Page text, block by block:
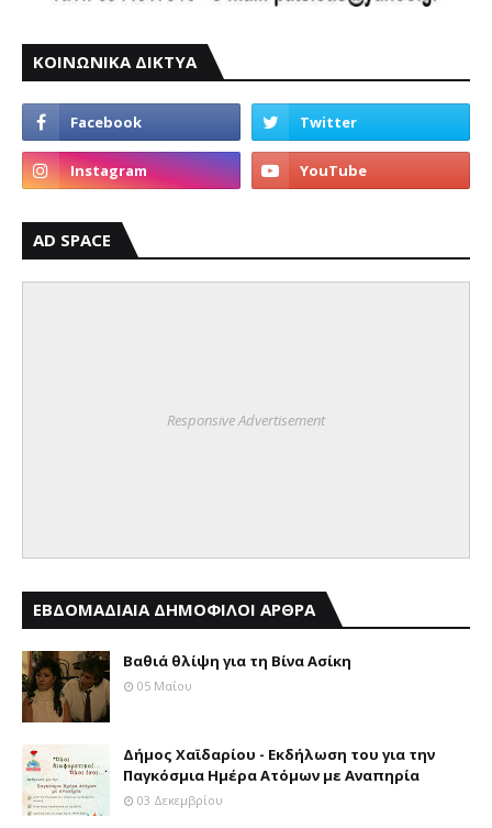
ΚΟΙΝΩΝΙΚΑ ΔΙΚΤΥΑ
AD SPACE
Responsive Advertisement
ΕΒΔΟΜΑΔΙΑΙΑ ΔΗΜΟΦΙΛΟΙ ΑΡΘΡΑ
Βαθιά θλίψη για τη Βίνα Ασίκη
05 Μαΐου
Δήμος Χαϊδαρίου - Εκδήλωση του για την
Παγκόσμια Ημέρα Ατόμων με Αναπηρία
03 Δεκεμβρίου